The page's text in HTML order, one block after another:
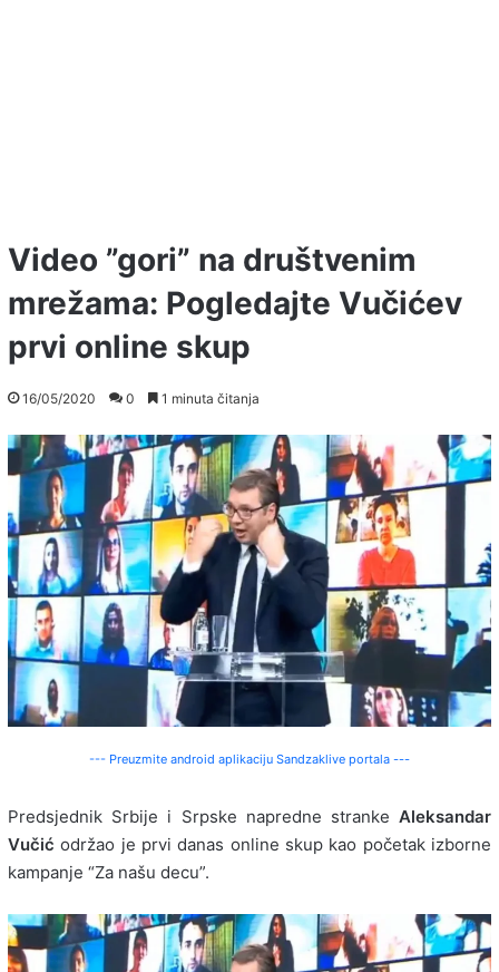
Video ”gori” na društvenim
mrežama: Pogledajte Vučićev
prvi online skup
16/05/2020 0 1 minuta čitanja
--- Preuzmite android aplikaciju Sandzaklive portala ---
Predsjednik Srbije i Srpske napredne stranke Aleksandar
Vučić održao je prvi danas online skup kao početak izborne
kampanje “Za našu decu”.